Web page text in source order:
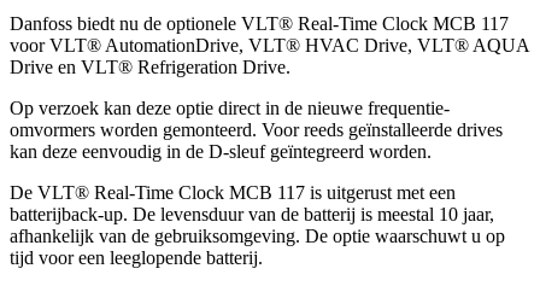
Danfoss biedt nu de optionele VLT® Real-Time Clock MCB 117
voor VLT® AutomationDrive, VLT® HVAC Drive, VLT® AQUA
Drive en VLT® Refrigeration Drive.
Op verzoek kan deze optie direct in de nieuwe frequentie-
omvormers worden gemonteerd. Voor reeds geïnstalleerde drives
kan deze eenvoudig in de D-sleuf geïntegreerd worden.
De VLT® Real-Time Clock MCB 117 is uitgerust met een
batterijback-up. De levensduur van de batterij is meestal 10 jaar,
afhankelijk van de gebruiksomgeving. De optie waarschuwt u op
tijd voor een leeglopende batterij.